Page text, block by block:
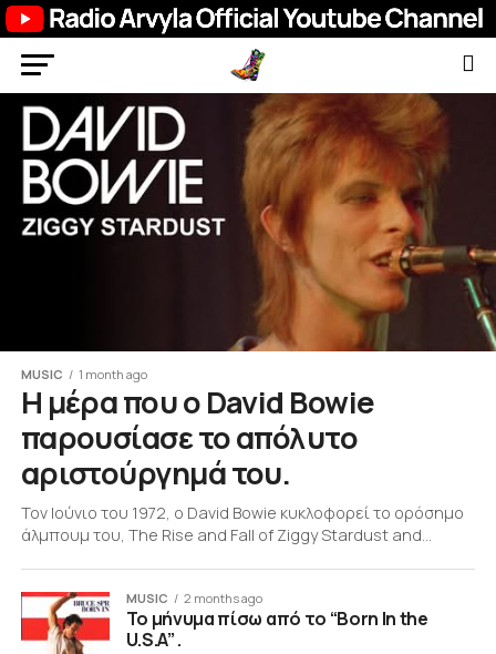
MUSIC 1 month ago
Η μέρα που ο David Bowie
παρουσίασε το απόλυτο
αριστούργημά του.
Τον Ιούνιο του 1972, ο David Bowie κυκλοφορεί το ορόσημο
άλμπουμ του, The Rise and Fall of Ziggy Stardust and...
MUSIC 2 months ago
Το μήνυμα πίσω από το “Born In the
U.S.A” .